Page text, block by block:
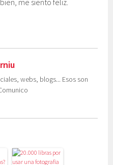
me siento feliz.
webs, blogs... Esos son